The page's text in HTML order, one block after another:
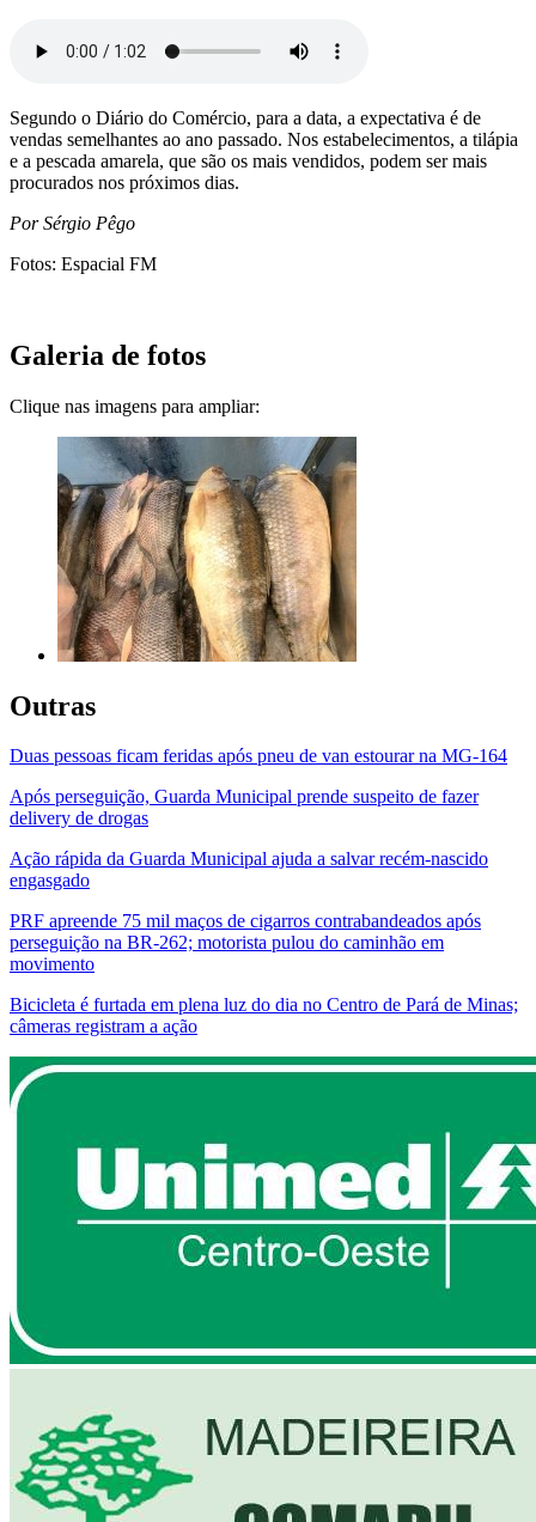
Segundo o Diário do Comércio, para a data, a expectativa é de
vendas semelhantes ao ano passado. Nos estabelecimentos, a tilápia
e a pescada amarela, que são os mais vendidos, podem ser mais
procurados nos próximos dias.
Por Sérgio Pêgo
Fotos: Espacial FM
Galeria de fotos
Clique nas imagens para ampliar:
Outras
Duas pessoas ficam feridas após pneu de van estourar na MG-164
Após perseguição, Guarda Municipal prende suspeito de fazer
delivery de drogas
Ação rápida da Guarda Municipal ajuda a salvar recém-nascido
engasgado
PRF apreende 75 mil maços de cigarros contrabandeados após
perseguição na BR-262; motorista pulou do caminhão em
movimento
Bicicleta é furtada em plena luz do dia no Centro de Pará de Minas;
câmeras registram a ação